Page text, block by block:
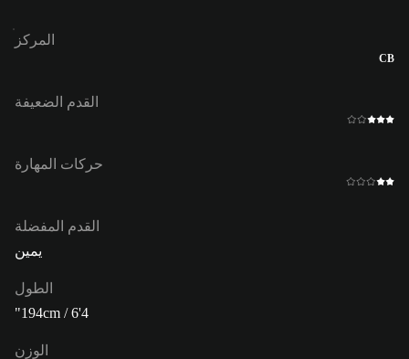
المركز
CB
القدم الضعيفة
حركات المهارة
القدم المفضلة
يمين
الطول
194cm / 6'4"
الوزن